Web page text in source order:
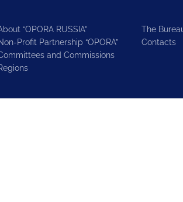
“OPORA RUSSIA”
Profit Partnership “OPORA”
and Commissions
The
Contacts